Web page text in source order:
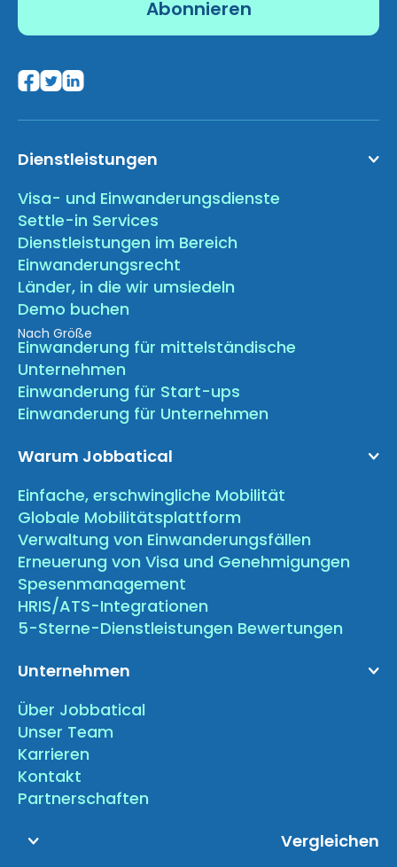
Dienstleistungen
Visa- und Einwanderungsdienste
Settle-in Services
Dienstleistungen im Bereich
Einwanderungsrecht
Länder, in die wir umsiedeln
Demo buchen
Nach Größe
Einwanderung für mittelständische
Unternehmen
Einwanderung für Start-ups
Einwanderung für Unternehmen
Warum Jobbatical
Einfache, erschwingliche Mobilität
Globale Mobilitätsplattform
Verwaltung von Einwanderungsfällen
Erneuerung von Visa und Genehmigungen
Spesenmanagement
HRIS/ATS-Integrationen
5-Sterne-Dienstleistungen Bewertungen
Unternehmen
Über Jobbatical
Unser Team
Karrieren
Kontakt
Partnerschaften
Vergleichen